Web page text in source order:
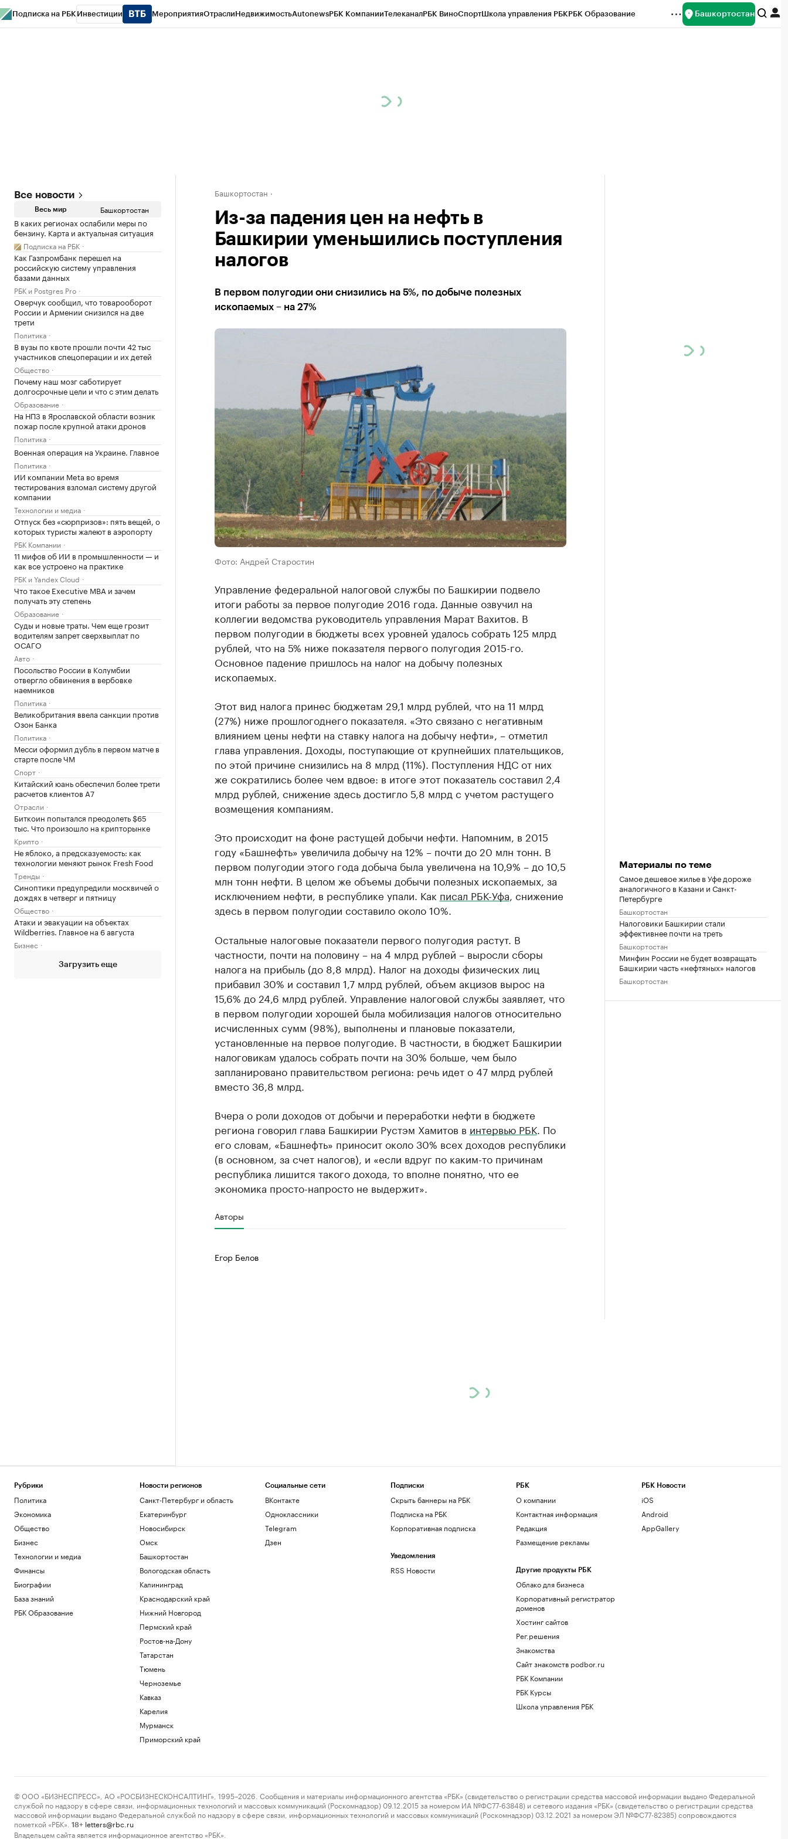
Подписка на РБК Инвестиции МероприятияОтраслиНедвижимостьAutonewsРБК КомпанииТелеканалРБК ВиноСпортШкола управления РБКРБК Образование Башкортостан
Все новости
Весь мир Башкортостан
В каких регионах ослабили меры по
бензину. Карта и актуальная ситуация
Подписка на РБК
Как Газпромбанк перешел на
российскую систему управления
базами данных
РБК и Postgres Pro
Оверчук сообщил, что товарооборот
России и Армении снизился на две
трети
Политика
В вузы по квоте прошли почти 42 тыс
участников спецоперации и их детей
Общество
Почему наш мозг саботирует
долгосрочные цели и что с этим делать
Образование
На НПЗ в Ярославской области возник
пожар после крупной атаки дронов
Политика
Военная операция на Украине. Главное
Политика
ИИ компании Meta во время
тестирования взломал систему другой
компании
Технологии и медиа
Отпуск без «сюрпризов»: пять вещей, о
которых туристы жалеют в аэропорту
РБК Компании
11 мифов об ИИ в промышленности — и
как все устроено на практике
РБК и Yandex Cloud
Что такое Executive MBA и зачем
получать эту степень
Образование
Суды и новые траты. Чем еще грозит
водителям запрет сверхвыплат по
ОСАГО
Авто
Посольство России в Колумбии
отвергло обвинения в вербовке
наемников
Политика
Великобритания ввела санкции против
Озон Банка
Политика
Месси оформил дубль в первом матче в
старте после ЧМ
Спорт
Китайский юань обеспечил более трети
расчетов клиентов А7
Отрасли
Биткоин попытался преодолеть $65
тыс. Что произошло на крипторынке
Крипто
Не яблоко, а предсказуемость: как
технологии меняют рынок Fresh Food
Тренды
Синоптики предупредили москвичей о
дождях в четверг и пятницу
Общество
Атаки и эвакуации на объектах
Wildberries. Главное на 6 августа
Бизнес
Загрузить еще
Башкортостан
Из-за падения цен на нефть в
Башкирии уменьшились поступления
налогов
В первом полугодии они снизились на 5%, по добыче полезных
ископаемых – на 27%
Фото: Андрей Старостин
Управление федеральной налоговой службы по Башкирии подвело
итоги работы за первое полугодие 2016 года. Данные озвучил на
коллегии ведомства руководитель управления Марат Вахитов. В
первом полугодии в бюджеты всех уровней удалось собрать 125 млрд
рублей, что на 5% ниже показателя первого полугодия 2015-го.
Основное падение пришлось на налог на добычу полезных
ископаемых.
Этот вид налога принес бюджетам 29,1 млрд рублей, что на 11 млрд
(27%) ниже прошлогоднего показателя. «Это связано с негативным
влиянием цены нефти на ставку налога на добычу нефти», – отметил
глава управления. Доходы, поступающие от крупнейших плательщиков,
по этой причине снизились на 8 млрд (11%). Поступления НДС от них
же сократились более чем вдвое: в итоге этот показатель составил 2,4
млрд рублей, снижение здесь достигло 5,8 млрд с учетом растущего
возмещения компаниям.
Это происходит на фоне растущей добычи нефти. Напомним, в 2015
году «Башнефть» увеличила добычу на 12% – почти до 20 млн тонн. В
первом полугодии этого года добыча была увеличена на 10,9% – до 10,5
млн тонн нефти. В целом же объемы добычи полезных ископаемых, за
исключением нефти, в республике упали. Как писал РБК-Уфа , снижение
здесь в первом полугодии составило около 10%.
Остальные налоговые показатели первого полугодия растут. В
частности, почти на половину – на 4 млрд рублей – выросли сборы
налога на прибыль (до 8,8 млрд). Налог на доходы физических лиц
прибавил 30% и составил 1,7 млрд рублей, объем акцизов вырос на
15,6% до 24,6 млрд рублей. Управление налоговой службы заявляет, что
в первом полугодии хорошей была мобилизация налогов относительно
исчисленных сумм (98%), выполнены и плановые показатели,
установленные на первое полугодие. В частности, в бюджет Башкирии
налоговикам удалось собрать почти на 30% больше, чем было
запланировано правительством региона: речь идет о 47 млрд рублей
вместо 36,8 млрд.
Вчера о роли доходов от добычи и переработки нефти в бюджете
региона говорил глава Башкирии Рустэм Хамитов в интервью РБК. По
его словам, «Башнефть» приносит около 30% всех доходов республики
(в основном, за счет налогов), и «если вдруг по каким-то причинам
республика лишится такого дохода, то вполне понятно, что ее
экономика просто-напросто не выдержит».
Авторы
Егор Белов
Материалы по теме
Самое дешевое жилье в Уфе дороже
аналогичного в Казани и Санкт-
Петербурге
Башкортостан
Налоговики Башкирии стали
эффективнее почти на треть
Башкортостан
Минфин России не будет возвращать
Башкирии часть «нефтяных» налогов
Башкортостан
Рубрики
Политика
Экономика
Общество
Бизнес
Технологии и медиа
Финансы
Биографии
База знаний
РБК Образование
Новости регионов
Санкт-Петербург и область
Екатеринбург
Новосибирск
Омск
Башкортостан
Вологодская область
Калининград
Краснодарский край
Нижний Новгород
Пермский край
Ростов-на-Дону
Татарстан
Тюмень
Черноземье
Кавказ
Карелия
Мурманск
Приморский край
Социальные сети
ВКонтакте
Одноклассники
Telegram
Дзен
Подписки
Скрыть баннеры на РБК
Подписка на РБК
Корпоративная подписка
Уведомления
RSS Новости
РБК
О компании
Контактная информация
Редакция
Размещение рекламы
Другие продукты РБК
Облако для бизнеса
Корпоративный регистратор
доменов
Хостинг сайтов
Рег.решения
Знакомства
Сайт знакомств podbor.ru
РБК Компании
РБК Курсы
Школа управления РБК
РБК Новости
iOS
Android
AppGallery
© ООО «БИЗНЕСПРЕСС», АО «РОСБИЗНЕСКОНСАЛТИНГ», 1995–2026. Сообщения и материалы информационного агентства «РБК» (свидетельство о регистрации средства массовой информации выдано Федеральной
службой по надзору в сфере связи, информационных технологий и массовых коммуникаций (Роскомнадзор) 09.12.2015 за номером ИА №ФС77-63848) и сетевого издания «РБК» (свидетельство о регистрации средства
массовой информации выдано Федеральной службой по надзору в сфере связи, информационных технологий и массовых коммуникаций (Роскомнадзор) 03.12.2021 за номером ЭЛ №ФС77-82385) сопровождаются
пометкой «РБК».
18+ letters@rbc.ru
Владельцем сайта является информационное агентство «РБК».